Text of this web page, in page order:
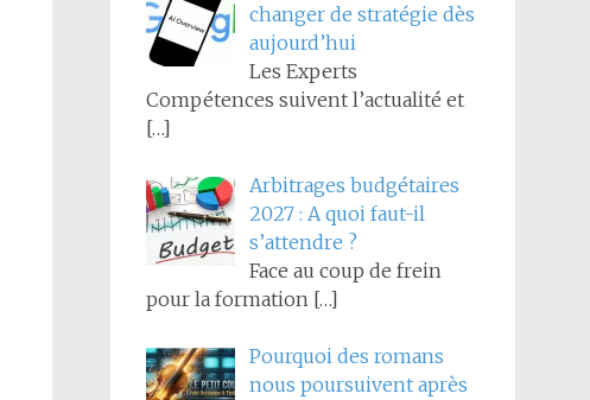
changer de stratégie dès
aujourd’hui
Les Experts
Compétences suivent l’actualité et
[…]
Arbitrages budgétaires
2027 : A quoi faut-il
s’attendre ?
Face au coup de frein
pour la formation […]
Pourquoi des romans
nous poursuivent après